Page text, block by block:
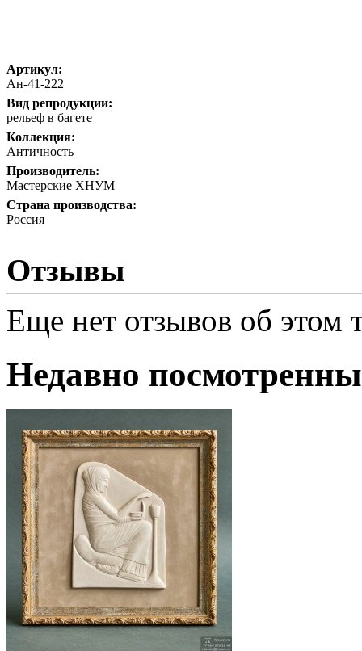
Артикул:
Ан-41-222
Вид репродукции:
рельеф в багете
Коллекция:
Античность
Производитель:
Мастерские ХНУМ
Страна производства:
Россия
Отзывы
Еще нет отзывов об этом
Недавно